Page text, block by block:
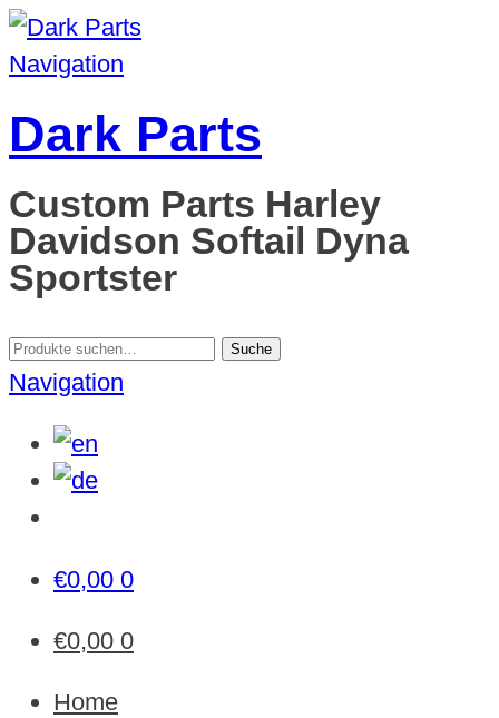
Navigation
Dark Parts
Custom Parts Harley
Davidson Softail Dyna
Sportster
Suche
nach:
Suche
Navigation
€0,00 0
€0,00 0
Home